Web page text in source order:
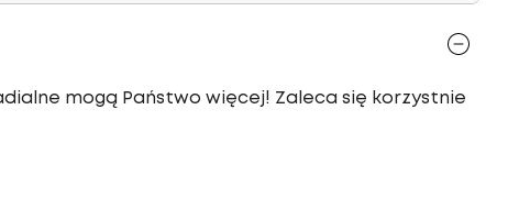
mogą Państwo więcej! Zaleca się korzystnie